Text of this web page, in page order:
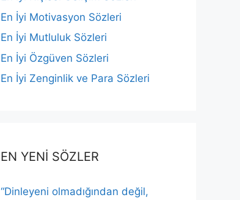
En İyi Motivasyon Sözleri
En İyi Mutluluk Sözleri
En İyi Özgüven Sözleri
En İyi Zenginlik ve Para Sözleri
EN YENİ SÖZLER
“Dinleyeni olmadığından değil,